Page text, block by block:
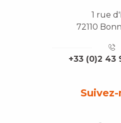
1 rue
72110
+33 (0)2 43